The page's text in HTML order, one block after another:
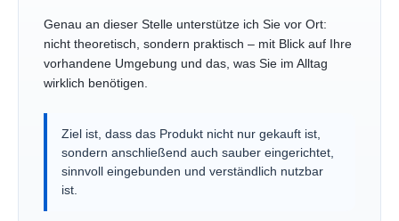
Genau an dieser Stelle unterstütze ich Sie vor Ort:
nicht theoretisch, sondern praktisch – mit Blick auf Ihre
vorhandene Umgebung und das, was Sie im Alltag
wirklich benötigen.
Ziel ist, dass das Produkt nicht nur gekauft ist,
sondern anschließend auch sauber eingerichtet,
sinnvoll eingebunden und verständlich nutzbar
ist.